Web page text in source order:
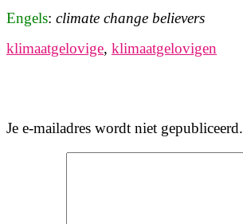
Engels: climate change believers
klimaatgelovige, klimaatgelovigen
Je e-mailadres wordt niet gepubliceerd.